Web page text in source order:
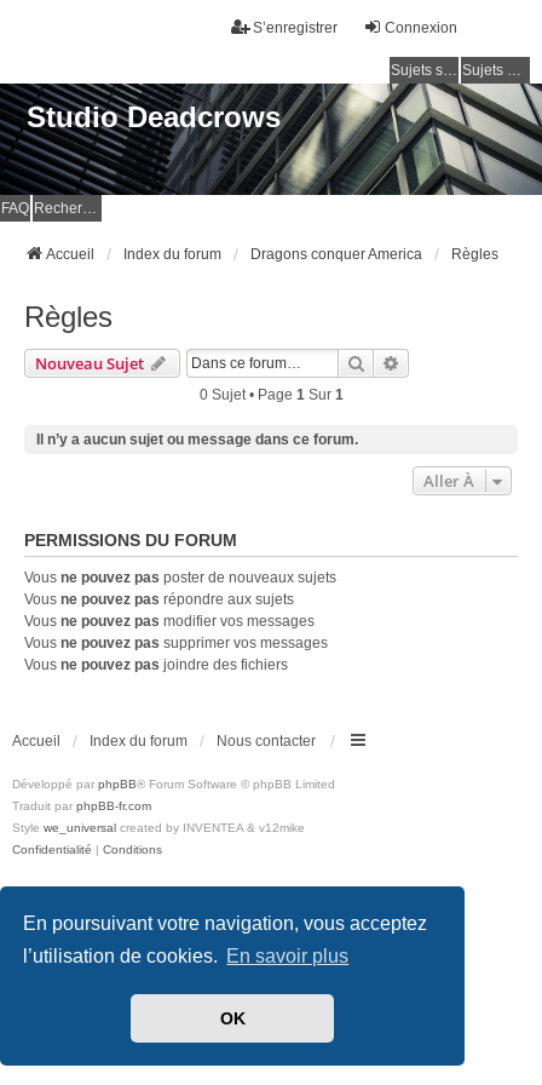
En poursuivant votre navigation, vous acceptez
l’utilisation de cookies. En savoir plus
OK
Connexion
S’enregistrer
Sujets sans réponse Sujets actifs
Studio Deadcrows
FAQ Rechercher
Accueil Index du forum Dragons conquer America Règles
Règles
Nouveau Sujet Rechercher
0 Sujet • Page 1Sur 1
Il n’y a aucun sujet ou message dans ce forum.
Aller À
PERMISSIONS DU FORUM
Vous ne pouvez pas poster de nouveaux sujets
Vous ne pouvez pas répondre aux sujets
Vous ne pouvez pas modifier vos messages
Vous ne pouvez pas supprimer vos messages
Vous ne pouvez pas joindre des fichiers
Accueil Index du forum Nous contacter
Développé par phpBB® Forum Software © phpBB Limited
Traduit par phpBB-fr.com
Style we_universal created by INVENTEA & v12mike
Confidentialité | Conditions